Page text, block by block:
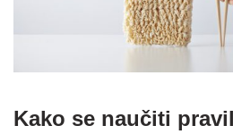
Kako se naučiti